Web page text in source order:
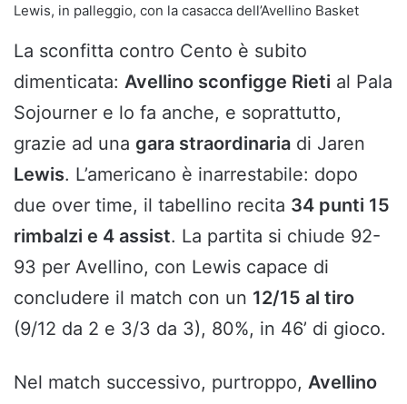
Lewis, in palleggio, con la casacca dell’Avellino Basket
La sconfitta contro Cento è subito
dimenticata: Avellino sconfigge Rieti al Pala
Sojourner e lo fa anche, e soprattutto,
grazie ad una gara straordinaria di Jaren
Lewis. L’americano è inarrestabile: dopo
due over time, il tabellino recita 34 punti 15
rimbalzi e 4 assist. La partita si chiude 92-
93 per Avellino, con Lewis capace di
concludere il match con un 12/15 al tiro
(9/12 da 2 e 3/3 da 3), 80%, in 46’ di gioco.
Nel match successivo, purtroppo, Avellino